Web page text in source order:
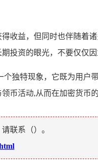
收益，但同时也伴随着
投资的眼光，不要仅仅
个独特现象，它既为用
币活动,从而在加密货币
请联系（）。